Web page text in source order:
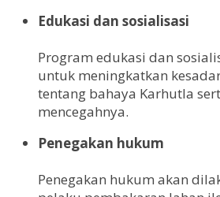
Edukasi dan sosialisasi
Program edukasi dan
untuk meningkatkan
tentang bahaya Karhutla
mencegahnya.
Penegakan hukum
Penegakan hukum akan